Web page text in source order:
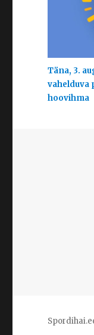
Täna, 3.
vahelduva
hoovihma